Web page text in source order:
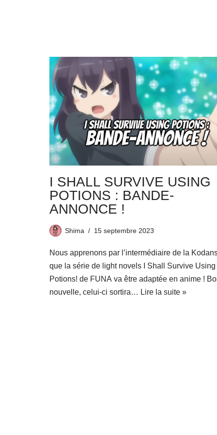
I SHALL SURVIVE USING
POTIONS : BANDE-
ANNONCE !
Shima 15 septembre 2023
Nous apprenons par l’intermédiaire de la
que la série de light novels I Shall Survive Using
Potions! de FUNA va être adaptée en anime !
nouvelle, celui-ci sortira… Lire la suite »